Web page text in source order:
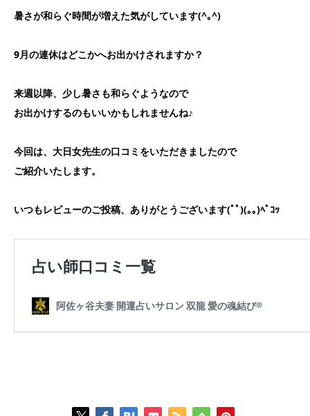
暑さが和らぐ時間が増えた気がしています(^｡^)
9月の連休はどこかへお出かけされますか？
来週以降、少し暑さも和らぐようなので
お出かけするのもいいかもしれませんね♪
今回は、大日女先生の口コミをいただきましたので
ご紹介いたします。
いつもレビューのご投稿、ありがとうございます(ﾟﾟ)(｡｡)ﾍﾟｺｯ